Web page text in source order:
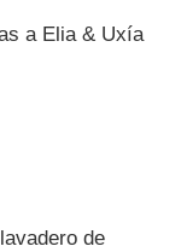
a Elia & Uxía
de